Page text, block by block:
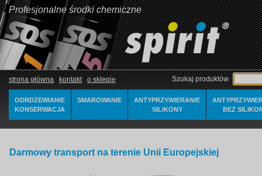
Profesjonalne środki chemiczne
strona główna kontakt o sklepie Szukaj produktów
ODRDZEWIANIE
KONSERWACJA
SMAROWANIE
ANTYPRZYWIERANIE
SILIKONY
BEZ
Darmowy transport na terenie Unii Europejskiej